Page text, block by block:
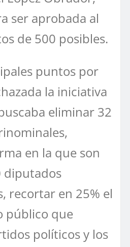
ser aprobada al
de 500 posibles.
puntos por
la iniciativa
eliminar 32
en la que son
diputados
recortar en 25% el
público que
políticos y los